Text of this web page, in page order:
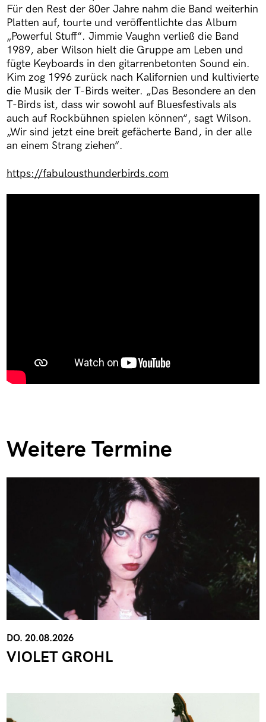
Für den Rest der 80er Jahre nahm die Band weiterhin
Platten auf, tourte und veröffentlichte das Album
„Powerful Stuff“. Jimmie Vaughn verließ die Band
1989, aber Wilson hielt die Gruppe am Leben und
fügte Keyboards in den gitarrenbetonten Sound ein.
Kim zog 1996 zurück nach Kalifornien und kultivierte
die Musik der T-Birds weiter. „Das Besondere an den
T-Birds ist, dass wir sowohl auf Bluesfestivals als
auch auf Rockbühnen spielen können“, sagt Wilson.
„Wir sind jetzt eine breit gefächerte Band, in der alle
an einem Strang ziehen“.
https://fabulousthunderbirds.com
Weitere Termine
DO. 20.08.2026
VIOLET GROHL